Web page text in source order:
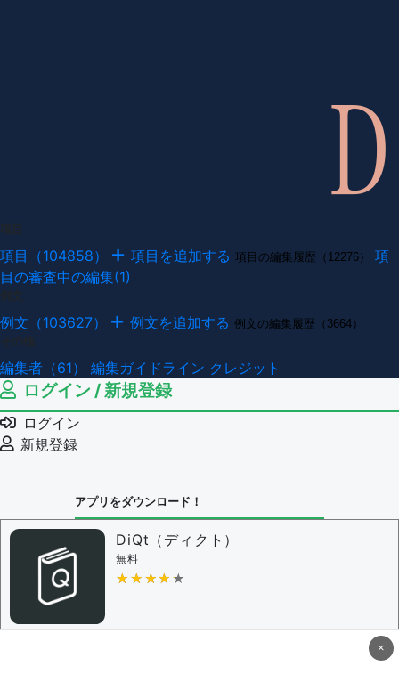
×
項目（104858） 項目を追加する 項目の編集履歴（12276）
項
目の審査中の編集(1)
例文（103627） 例文を追加する 例文の編集履歴（3664）
編集者（61） 編集ガイドライン クレジット
ログイン / 新規登録
ログイン
新規登録
アプリをダウンロード！
DiQt（ディクト）
無料
★★★★★
★★★★★